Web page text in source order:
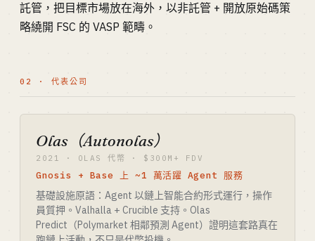
託管，把目標市場放在海外，以非託管 + 開放原始碼策
略繞開 FSC 的 VASP 範疇。
02 · 代表公司
Olas（Autonolas）
2021 · OLAS 代幣 · $300M+ FDV
Gnosis + Base 上 ~1 萬活躍 Agent 服務
基礎設施原語：Agent 以鏈上智能合約形式運行，操作
員質押。Valhalla + Crucible 支持。Olas
Predict（Polymarket 相鄰預測 Agent）證明這套路真在